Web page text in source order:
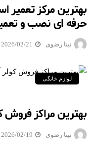
بهترین مرکز
حرفه ای نصب و
نینا رضوی 2026/02/21
لوازم خانگی
بهترین مراکز فروش
نینا رضوی 2026/02/19